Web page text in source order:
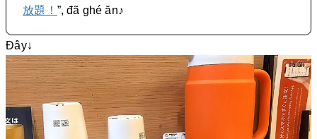
放題！ ”, đã ghé ăn♪
Đây↓